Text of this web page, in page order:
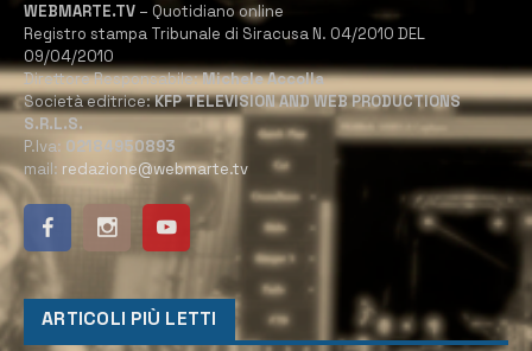
WEBMARTE.TV – Quotidiano online
Registro stampa Tribunale di Siracusa N. 04/2010 DEL
09/04/2010
Direttore Responsabile:Michele Accolla
Società editrice:KFP TELEVISION AND WEB PRODUCTIONS
S.R.L.S.
P.Iva: 02184950893
mail: redazione@webmarte.tv
ARTICOLI PIÙ LETTI